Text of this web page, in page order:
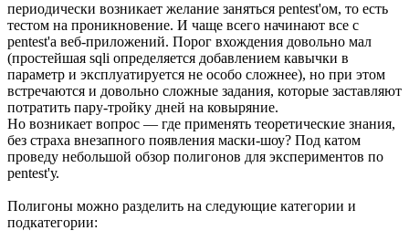
периодически возникает желание заняться pentest'ом, то есть
тестом на проникновение. И чаще всего начинают все с
pentest'а веб-приложений. Порог вхождения довольно мал
(простейшая sqli определяется добавлением кавычки в
параметр и эксплуатируется не особо сложнее), но при этом
встречаются и довольно сложные задания, которые заставляют
потратить пару-тройку дней на ковыряние.
Но возникает вопрос — где применять теоретические знания,
без страха внезапного появления маски-шоу? Под катом
проведу небольшой обзор полигонов для экспериментов по
pentest'у.
Полигоны можно разделить на следующие категории и
подкатегории: